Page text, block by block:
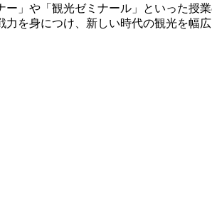
」や「観光ゼミナール」といった授
を身につけ、新しい時代の観光を幅